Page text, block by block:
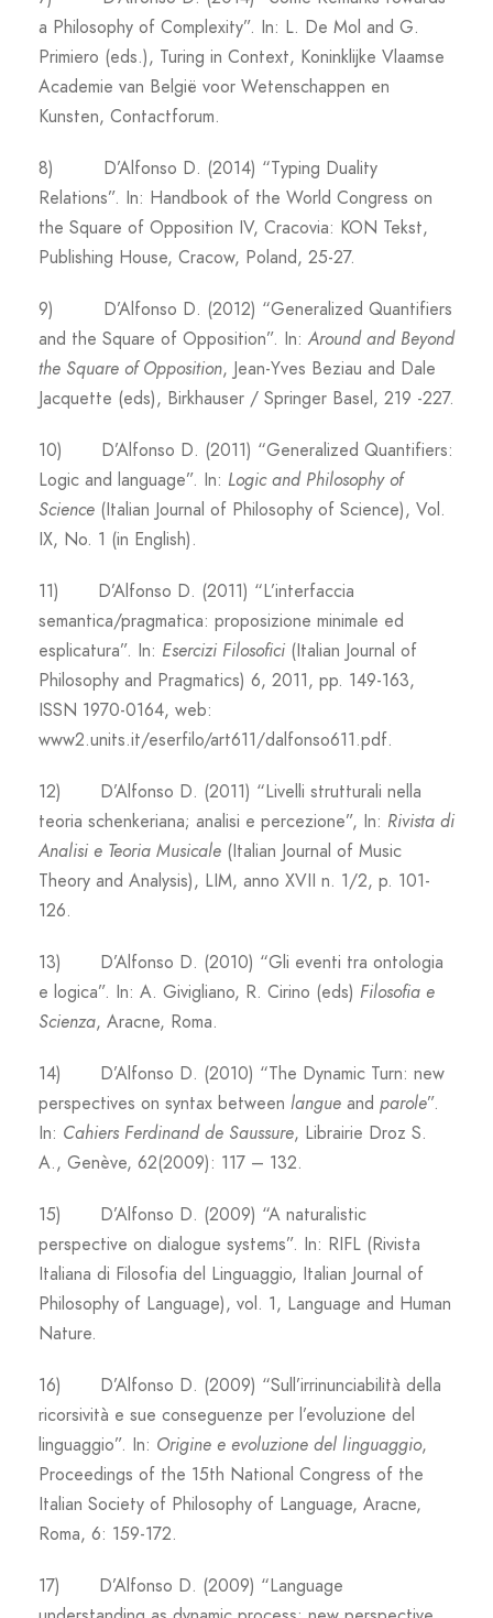
a Philosophy of Complexity”. In: L. De Mol and G.
Primiero (eds.), Turing in Context, Koninklijke Vlaamse
Academie van België voor Wetenschappen en
Kunsten, Contactforum.
8) D’Alfonso D. (2014) “Typing Duality
Relations”. In: Handbook of the World Congress on
the Square of Opposition IV, Cracovia: KON Tekst,
Publishing House, Cracow, Poland, 25-27.
9) D’Alfonso D. (2012) “Generalized Quantifiers
and the Square of Opposition”. In: Around and Beyond
the Square of Opposition, Jean-Yves Beziau and Dale
Jacquette (eds), Birkhauser / Springer Basel, 219 -227.
10) D’Alfonso D. (2011) “Generalized Quantifiers:
Logic and language”. In: Logic and Philosophy of
Science (Italian Journal of Philosophy of Science), Vol.
IX, No. 1 (in English).
11) D’Alfonso D. (2011) “L’interfaccia
semantica/pragmatica: proposizione minimale ed
esplicatura”. In: Esercizi Filosofici (Italian Journal of
Philosophy and Pragmatics) 6, 2011, pp. 149-163,
ISSN 1970-0164, web:
www2.units.it/eserfilo/art611/dalfonso611.pdf.
12) D’Alfonso D. (2011) “Livelli strutturali nella
teoria schenkeriana; analisi e percezione”, In: Rivista di
Analisi e Teoria Musicale (Italian Journal of Music
Theory and Analysis), LIM, anno XVII n. 1/2, p. 101-
126.
13) D’Alfonso D. (2010) “Gli eventi tra ontologia
e logica”. In: A. Givigliano, R. Cirino (eds) Filosofia e
Scienza, Aracne, Roma.
14) D’Alfonso D. (2010) “The Dynamic Turn: new
perspectives on syntax between langue and parole”.
In: Cahiers Ferdinand de Saussure, Librairie Droz S.
A., Genève, 62(2009): 117 – 132.
15) D’Alfonso D. (2009) “A naturalistic
perspective on dialogue systems”. In: RIFL (Rivista
Italiana di Filosofia del Linguaggio, Italian Journal of
Philosophy of Language), vol. 1, Language and Human
Nature.
16) D’Alfonso D. (2009) “Sull’irrinunciabilità della
ricorsività e sue conseguenze per l’evoluzione del
linguaggio”. In: Origine e evoluzione del linguaggio,
Proceedings of the 15th National Congress of the
Italian Society of Philosophy of Language, Aracne,
Roma, 6: 159-172.
17) D’Alfonso D. (2009) “Language